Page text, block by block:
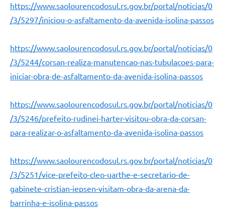
https://www.saolourencodosul.rs.gov.br/portal/noticias/0
/3/5297/iniciou-o-asfaltamento-da-avenida-isolina-passos
https://www.saolourencodosul.rs.gov.br/portal/noticias/0
/3/5244/corsan-realiza-manutencao-nas-tubulacoes-para-
iniciar-obra-de-asfaltamento-da-avenida-isolina-passos
https://www.saolourencodosul.rs.gov.br/portal/noticias/0
/3/5246/prefeito-rudinei-harter-visitou-obra-da-corsan-
para-realizar-o-asfaltamento-da-avenida-isolina-passos
https://www.saolourencodosul.rs.gov.br/portal/noticias/0
/3/5251/vice-prefeito-cleo-uarthe-e-secretario-de-
gabinete-cristian-iepsen-visitam-obra-da-arena-da-
barrinha-e-isolina-passos